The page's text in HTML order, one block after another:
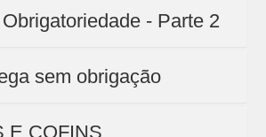
- Parte 2
sem obrigação
E COFINS